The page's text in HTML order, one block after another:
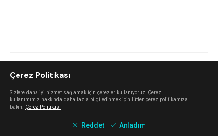
okumak içintıklayın
Mechanical Rooster'ı Spotify, YouTube ve Instagram
edebilirsiniz.
Çerez Politikası
Sizlere daha iyi hizmet sağlamak için çerezler kullanıyoruz. Çerez
kullanımımız hakkında daha fazla bilgi edinmek için lütfen çerez politikamıza
bakın. Çerez Politikası
Reddet Anladım